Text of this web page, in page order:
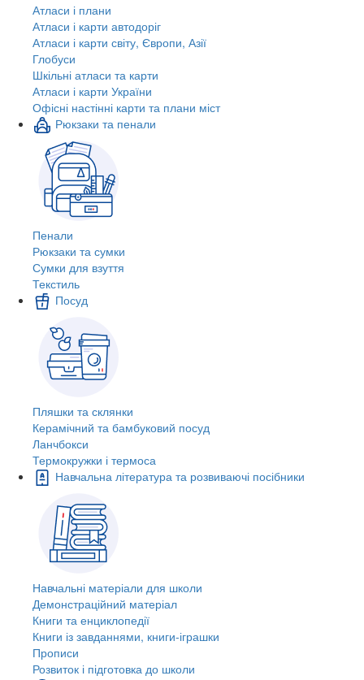
Атласи і плани
Атласи і карти автодоріг
Атласи і карти світу, Європи, Азії
Глобуси
Шкільні атласи та карти
Атласи і карти України
Офісні настінні карти та плани міст
Рюкзаки та пенали
Пенали
Рюкзаки та сумки
Сумки для взуття
Текстиль
Посуд
Пляшки та склянки
Керамічний та бамбуковий посуд
Ланчбокси
Термокружки і термоса
Навчальна література та розвиваючі посібники
Навчальні матеріали для школи
Демонстраційний матеріал
Книги та енциклопедії
Книги із завданнями, книги-іграшки
Прописи
Розвиток і підготовка до школи